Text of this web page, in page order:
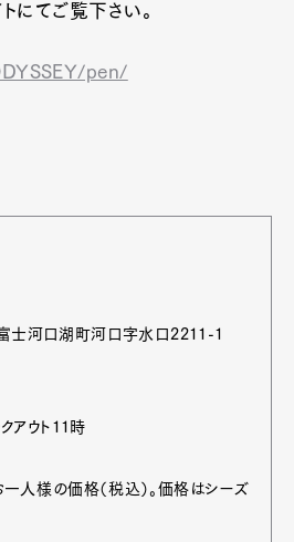
にてご覧下さい。
pen/
士河口湖町河口字水口2211-1
クアウト11時
人様の価格（税込）。価格はシーズ